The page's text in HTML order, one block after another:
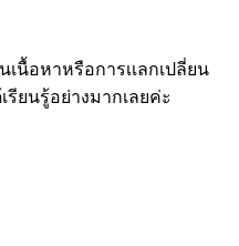
นื้อหาหรือการเเลกเปลี่ยน
ยนรู้อย่างมากเลยค่ะ